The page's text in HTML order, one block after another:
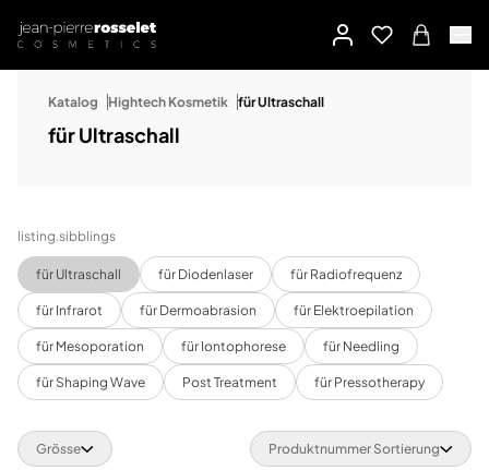
Katalog Hightech Kosmetik für Ultraschall
für Ultraschall
listing.sibblings
für Ultraschall für Diodenlaser für Radiofrequenz
für Infrarot für Dermoabrasion für Elektroepilation
für Mesoporation für Iontophorese für Needling
für Shaping Wave Post Treatment für Pressotherapy
Grösse Produktnummer Sortierung